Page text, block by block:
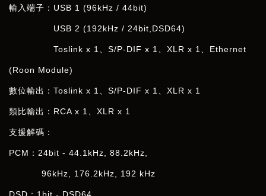
輸入端子： USB 1 (96kHz / 44bit)
USB 2 (192kHz / 24bit,DSD64)
Toslink x 1、 S/P-DIF x 1、XLR x 1、Ethernet
(Roon Module)
數位輸出：Toslink x 1、 S/P-DIF x 1、 XLR x 1
類比輸出： RCA x 1、 XLR x 1
支援解碼：
PCM：24bit - 44.1kHz, 88.2kHz,
96kHz, 176.2kHz, 192 kHz